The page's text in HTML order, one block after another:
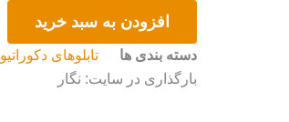
افزودن به سبد خرید
دسته بندی ها تابلوهای دکوراتیو
بارگذاری در سایت: نگار